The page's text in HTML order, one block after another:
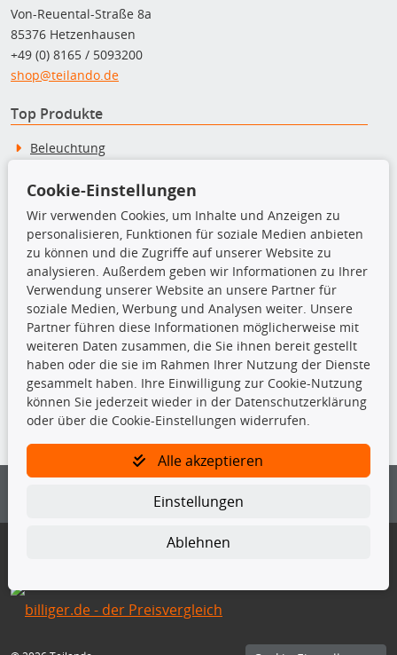
Von-Reuental-Straße 8a
85376 Hetzenhausen
+49 (0) 8165 / 5093200
shop@teilando.de
Top Produkte
Beleuchtung
Bremsscheiben
Querlenker
Radlager
Stoßdämpfer
TecDoc Inside
Die hier angezeigten Daten insbesondere die gesamte Datenbank dürfen
nicht kopiert werden.
Es ist zu unterlassen, die Daten oder die gesamte Datenbank ohne
vorherige Zustimmung von TecDoc zu vervielfältigen, zu verbreiten
Zuwiderhandeln stellt eine Urheberrechtsverletzung dar und wird verfolgt.
Bitte prüfen Sie, ob das über unseren Onlineshop identifizierte Ersatzteil
auch tatsächlich dem gesuchten Ersatzteil entspricht.
sicherzustellen, dass das gewählte Ersatzteil auch in das gewünschte
Kraftfahrzeug passt.
Für Fragen stehen wir Ihnen gerne zur Verfügung.
Cookie-Einstellungen
Wir verwenden Cookies, um Inhalte und Anzeigen zu
personalisieren, Funktionen für soziale Medien anbieten
zu können und die Zugriffe auf unserer Website zu
analysieren. Außerdem geben wir Informationen zu Ihrer
Verwendung unserer Website an unsere Partner für
soziale Medien, Werbung und Analysen weiter. Unsere
Partner führen diese Informationen möglicherweise mit
weiteren Daten zusammen, die Sie ihnen bereit gestellt
haben oder die sie im Rahmen Ihrer Nutzung der Dienste
gesammelt haben. Ihre Einwilligung zur Cookie-Nutzung
können Sie jederzeit wieder in der Datenschutzerklärung
oder über die Cookie-Einstellungen widerrufen.
Alle akzeptieren
Einstellungen
Ablehnen